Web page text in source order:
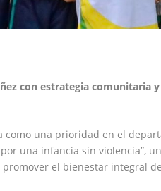
con estrategia comunitaria
como una prioridad en el
una infancia sin violencia”,
el bienestar integral